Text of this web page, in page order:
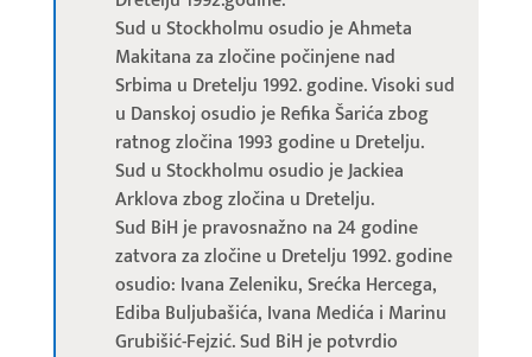
Sud u Stockholmu osudio je Ahmeta
Makitana za zločine počinjene nad
Srbima u Dretelju 1992. godine. Visoki sud
u Danskoj osudio je Refika Šarića zbog
ratnog zločina 1993 godine u Dretelju.
Sud u Stockholmu osudio je Jackiea
Arklova zbog zločina u Dretelju.
Sud BiH je pravosnažno na 24 godine
zatvora za zločine u Dretelju 1992. godine
osudio: Ivana Zeleniku, Srećka Hercega,
Ediba Buljubašića, Ivana Medića i Marinu
Grubišić-Fejzić. Sud BiH je potvrdio